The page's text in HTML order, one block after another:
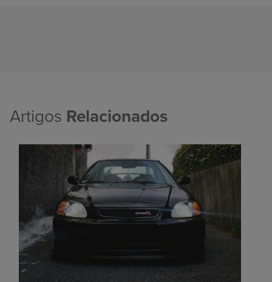
Artigos Relacionados